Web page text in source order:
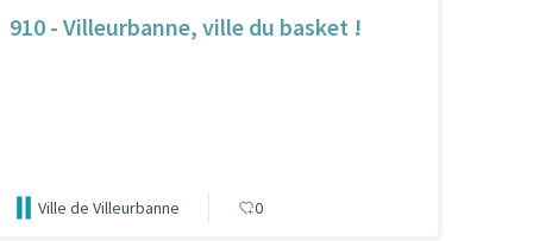
910 - Villeurbanne, ville du basket !
Ville de Villeurbanne 0